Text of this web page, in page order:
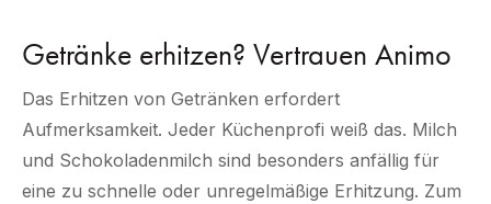
Getränke erhitzen? Vertrauen Animo
Das Erhitzen von Getränken erfordert
Aufmerksamkeit. Jeder Küchenprofi weiß das. Milch
und Schokoladenmilch sind besonders anfällig für
eine zu schnelle oder unregelmäßige Erhitzung. Zum